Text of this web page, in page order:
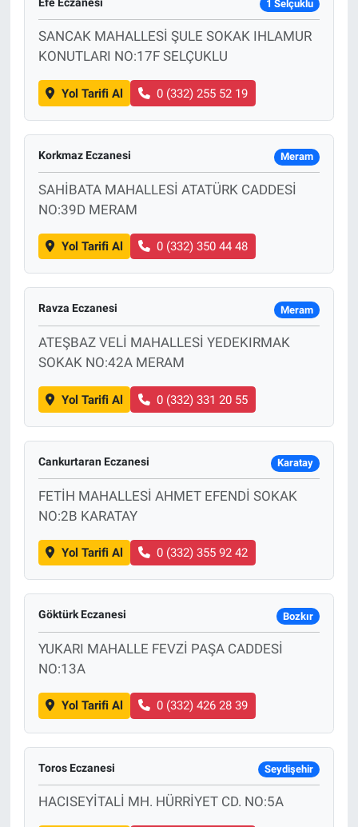
1 Selçuklu
SANCAK MAHALLESİ ŞULE SOKAK IHLAMUR
KONUTLARI NO:17F SELÇUKLU
Yol Tarifi Al 0 (332) 255 52 19
Korkmaz Eczanesi Meram
SAHİBATA MAHALLESİ ATATÜRK CADDESİ
NO:39D MERAM
Yol Tarifi Al 0 (332) 350 44 48
Ravza Eczanesi Meram
ATEŞBAZ VELİ MAHALLESİ YEDEKIRMAK
SOKAK NO:42A MERAM
Yol Tarifi Al 0 (332) 331 20 55
Cankurtaran Eczanesi Karatay
FETİH MAHALLESİ AHMET EFENDİ SOKAK
NO:2B KARATAY
Yol Tarifi Al 0 (332) 355 92 42
Göktürk Eczanesi Bozkır
YUKARI MAHALLE FEVZİ PAŞA CADDESİ
NO:13A
Yol Tarifi Al 0 (332) 426 28 39
Toros Eczanesi Seydişehir
HACISEYİTALİ MH. HÜRRİYET CD. NO:5A